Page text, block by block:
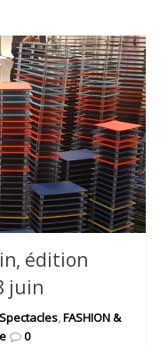
édition
juin
,FASHION &
0